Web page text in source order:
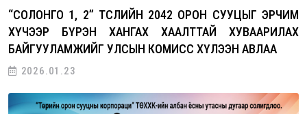
“СОЛОНГО 1, 2” ТӨСЛИЙН 2042 ОРОН СУУЦЫГ ЭРЧИМ
ХҮЧЭЭР БҮРЭН ХАНГАХ ХААЛТТАЙ ХУВААРИЛАХ
БАЙГУУЛАМЖИЙГ УЛСЫН КОМИСС ХҮЛЭЭН АВЛАА
2026.01.23